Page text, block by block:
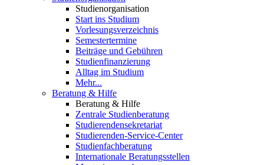
Studienorganisation
Start ins Studium
Vorlesungsverzeichnis
Semestertermine
Beiträge und Gebühren
Studienfinanzierung
Alltag im Studium
Mehr...
Beratung & Hilfe
Beratung & Hilfe
Zentrale Studienberatung
Studierendensekretariat
Studierenden-Service-Center
Studienfachberatung
Internationale Beratungsstellen